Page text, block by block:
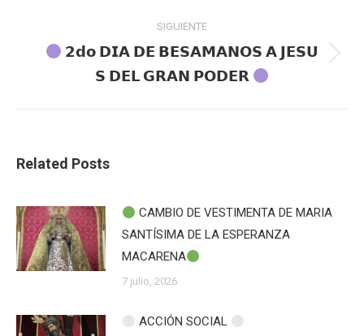
SIGUIENTE
siguiente:
𝟮𝗱𝗼 𝗗𝗜𝗔 𝗗𝗘 𝗕𝗘𝗦𝗔𝗠𝗔𝗡𝗢𝗦 𝗔 𝗝𝗘𝗦⁣𝗨
𝗦 𝗗𝗘𝗟 𝗚𝗥𝗔𝗡 𝗣𝗢𝗗𝗘𝗥
Related Posts
CAMBIO DE VESTIMENTA DE MARIA
SANTÍSIMA DE LA ESPERANZA
MACARENA
7 julio, 2026
ACCIÓN SOCIAL